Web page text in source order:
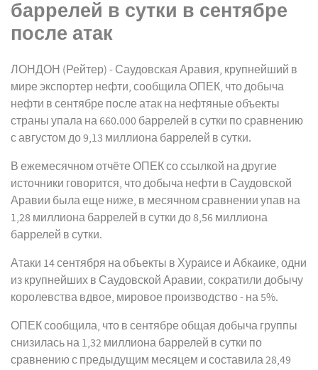
баррелей в сутки в сентябре
после атак
ЛОНДОН (Рейтер) - Саудовская Аравия, крупнейший в
мире экспортер нефти, сообщила ОПЕК, что добыча
нефти в сентябре после атак на нефтяные объекты
страны упала на 660.000 баррелей в сутки по сравнению
с августом до 9,13 миллиона баррелей в сутки.
В ежемесячном отчёте ОПЕК со ссылкой на другие
источники говорится, что добыча нефти в Саудовской
Аравии была еще ниже, в месячном сравнении упав на
1,28 миллиона баррелей в сутки до 8,56 миллиона
баррелей в сутки.
Атаки 14 сентября на объекты в Хураисе и Абкаике, одни
из крупнейших в Саудовской Аравии, сократили добычу
королевства вдвое, мировое производство - на 5%.
ОПЕК сообщила, что в сентябре общая добыча группы
снизилась на 1,32 миллиона баррелей в сутки по
сравнению с предыдущим месяцем и составила 28,49